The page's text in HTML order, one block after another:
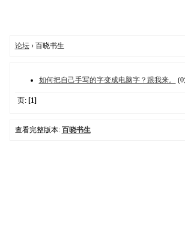
论坛› 百晓书生
如何把自己手写的字变成电脑字？跟我来。
页: [1]
查看完整版本: 百晓书生